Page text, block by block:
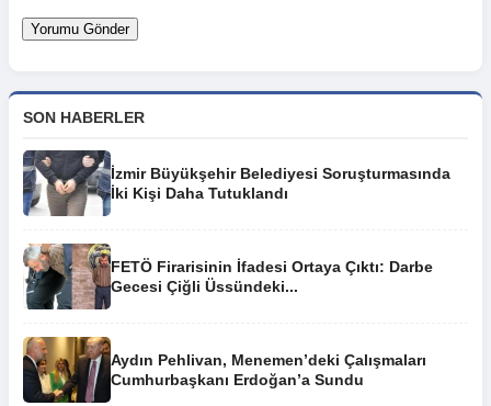
SON HABERLER
İzmir Büyükşehir Belediyesi Soruşturmasında
İki Kişi Daha Tutuklandı
FETÖ Firarisinin İfadesi Ortaya Çıktı: Darbe
Gecesi Çiğli Üssündeki...
Aydın Pehlivan, Menemen’deki Çalışmaları
Cumhurbaşkanı Erdoğan’a Sundu